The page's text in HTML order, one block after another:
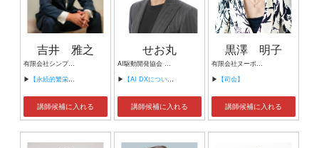
吉井 雅之
有限会社シンプルタスク 代表取締役 習慣形成コンサルタント
▶ 【永続的繁栄の組織づくり】
講師候補に入れる
せお丸
AI駆動開発協会 代表理事 サイバーフリークス株式会社 代表取締役
▶ 【AI DXについて】
講師候補に入れる
黒澤 明子
有限会社ヌーボヌール代表取締役
▶ 【司会】
講師候補に入れる